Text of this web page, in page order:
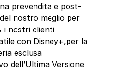
prevendita e post-
nostro meglio per
i nostri clienti
con Disney+,per la
esclusa
dell’Ultima Versione